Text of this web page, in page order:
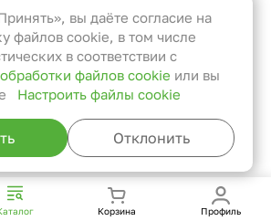
Корзина Профиль
для
сайта и не
в наших
можете настроить
он блокировал
вас об их
но в таком случае
работать.
вы даёте согласие на
файлов cookie, в том числе
в соответствии с
файлов cookie или вы
Настроить файлы cookie
Отклонить